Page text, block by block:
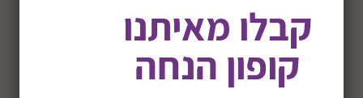
קבלו מאיתנו
קופון הנחה